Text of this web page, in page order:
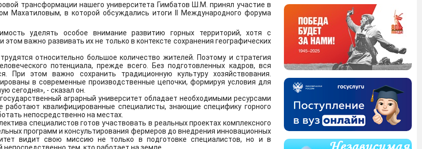
"ФПУ. 10-11 кл. Изд-во "Просвещение" ЭБС ЛАНЬ, которая находится
граждан в условиях возможного использования злоумышленниками
принимает участие в 2025-2027 года в Федеральном проекте
продовольственной безопасности», цель которой обеспечение
95% к 2030 году.Подробнее
трансформации нашего университета Гимбатов Ш.М. принял участие в
Махатиловым, в которой обсуждались итоги II Международного форума
уделять особое внимание развитию горных территорий, хотя с
важно развивать их не только в контексте сохранения географических
относительно большое количество жителей. Поэтому и стратегия
потенциала, прежде всего. Без подготовленных кадров, вся
При этом важно сохранить традиционную культуру хозяйствования.
в современные производственные цепочки, формируя условия для
сегодня», - сказал он.
аграрный университет обладает необходимыми ресурсами
работают квалифицированные специалисты, знающие специфику горного
непосредственно на местах.
специалистов готов участвовать в реальных проектах комплексного
программ и консультирования фермеров до внедрения инновационных
видит свою миссию не только в подготовке специалистов, но и в